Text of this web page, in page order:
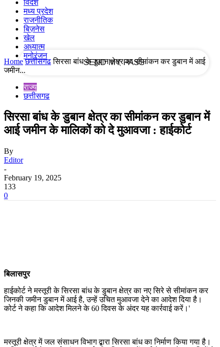
विदेश
मध्य प्रदेश
राजनीतिक
बिज़नेस
खेल
अध्यात्म
मनोरंजन
Home छत्तीसगढ सिरसा बांध के डुबान क्षेत्र का सीमांकन कर डुबान में आई
जमीन...
राज्य
छत्तीसगढ
सिरसा बांध के डुबान क्षेत्र का सीमांकन कर डुबान में
आई जमीन के मालिकों को दे मुआवजा : हाईकोर्ट
By
Editor
-
February 19, 2025
133
0
बिलासपुर
हाईकोर्ट ने मस्तूरी के सिरसा बांध के डुबान क्षेत्र का नए सिरे से सीमांकन कर
जिनकी जमीन डुबान में आई है, उन्हें उचित मुआवजा देने का आदेश दिया है।
कोर्ट ने कहा कि आदेश मिलने के 60 दिवस के अंदर यह कार्रवाई करें।'
मस्तूरी क्षेत्र में जल संसाधन विभाग द्बारा सिरसा बांध का निर्माण किया गया है।